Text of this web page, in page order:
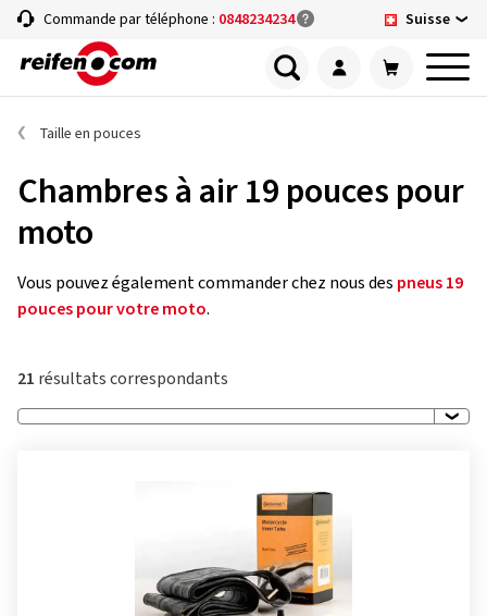
Commande par téléphone : 0848234234 Suisse
Taille en pouces
Chambres à air 19 pouces pour
moto
Vous pouvez également commander chez nous des pneus 19
pouces pour votre moto.
21 résultats correspondants